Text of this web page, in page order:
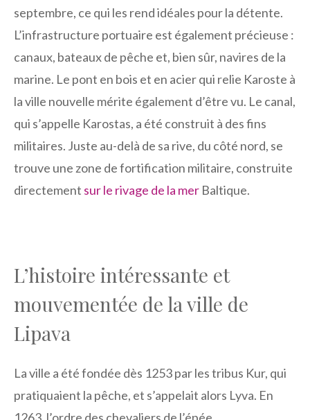
septembre, ce qui les rend idéales pour la détente.
L’infrastructure portuaire est également précieuse :
canaux, bateaux de pêche et, bien sûr, navires de la
marine. Le pont en bois et en acier qui relie Karoste à
la ville nouvelle mérite également d’être vu. Le canal,
qui s’appelle Karostas, a été construit à des fins
militaires. Juste au-delà de sa rive, du côté nord, se
trouve une zone de fortification militaire, construite
directement sur le rivage de la mer Baltique.
L’histoire intéressante et
mouvementée de la ville de
Lipava
La ville a été fondée dès 1253 par les tribus Kur, qui
pratiquaient la pêche, et s’appelait alors Lyva. En